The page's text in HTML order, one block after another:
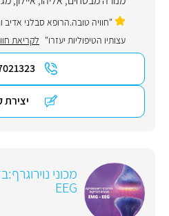
"חוויה טובה.הרופא סבלני אדיב
עצותיו הטיפוליות יעזרו" לקריאת
EEG